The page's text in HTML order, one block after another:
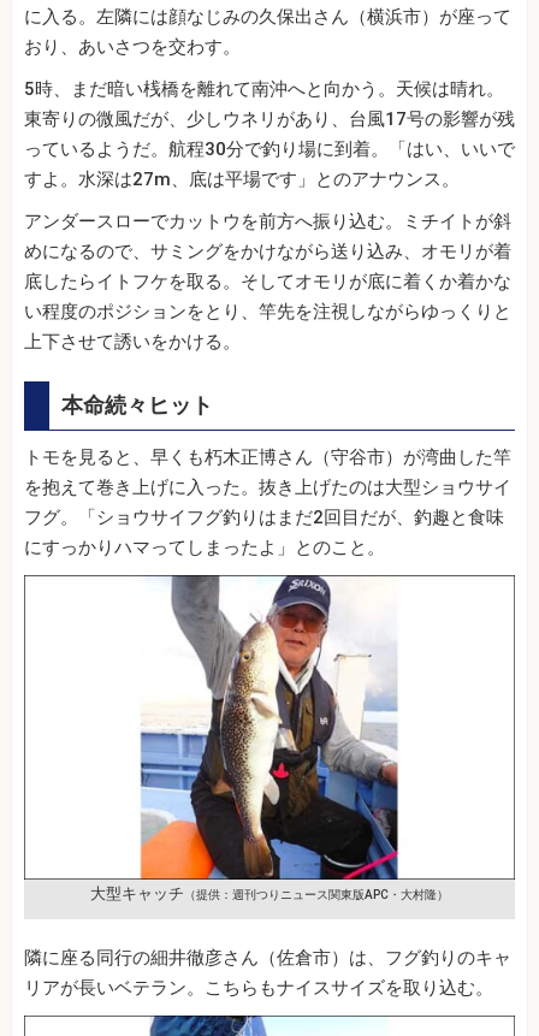
に入る。左隣には顔なじみの久保出さん（横浜市）が座って
おり、あいさつを交わす。
5時、まだ暗い桟橋を離れて南沖へと向かう。天候は晴れ。
東寄りの微風だが、少しウネリがあり、台風17号の影響が残
っているようだ。航程30分で釣り場に到着。「はい、いいで
すよ。水深は27m、底は平場です」とのアナウンス。
アンダースローでカットウを前方へ振り込む。ミチイトが斜
めになるので、サミングをかけながら送り込み、オモリが着
底したらイトフケを取る。そしてオモリが底に着くか着かな
い程度のポジションをとり、竿先を注視しながらゆっくりと
上下させて誘いをかける。
本命続々ヒット
トモを見ると、早くも朽木正博さん（守谷市）が湾曲した竿
を抱えて巻き上げに入った。抜き上げたのは大型ショウサイ
フグ。「ショウサイフグ釣りはまだ2回目だが、釣趣と食味
にすっかりハマってしまったよ」とのこと。
大型キャッチ （提供：週刊つりニュース関東版APC・大村隆）
隣に座る同行の細井徹彦さん（佐倉市）は、フグ釣りのキャ
リアが長いベテラン。こちらもナイスサイズを取り込む。